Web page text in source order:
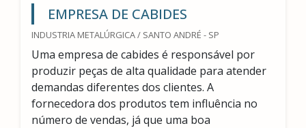
EMPRESA DE CABIDES
INDUSTRIA METALÚRGICA / SANTO ANDRÉ - SP
Uma empresa de cabides é responsável por
produzir peças de alta qualidade para atender
demandas diferentes dos clientes. A
fornecedora dos produtos tem influência no
número de vendas, já que uma boa